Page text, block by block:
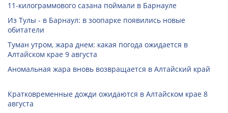
11-килограммового сазана поймали в Барнауле
Из Тулы - в Барнаул: в зоопарке появились новые
обитатели
Туман утром, жара днем: какая погода ожидается в
Алтайском крае 9 августа
Аномальная жара вновь возвращается в Алтайский край
Кратковременные дожди ожидаются в Алтайском крае 8
августа